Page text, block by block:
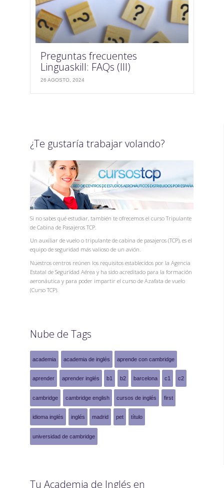
Preguntas frecuentes
Linguaskill: FAQs (III)
26 AGOSTO, 2024
¿Te gustaría trabajar volando?
Si no sabes qué estudiar, también te ofrecemos el curso Tripulante
de Cabina de Pasajeros TCP.
Un auxiliar de vuelo o tripulante de cabina de pasajeros (TCP), es el
equipo de seguridad más valioso de un avión.
Nuestros centros reúnen los requisitos establecidos por la Agencia
Estatal de Seguridad Aérea y ha sido acreditado para la formación
aeronáutica y para poder impartir el curso de Azafata de vuelo
(Curso TCP).
Nube de Tags
academia academia de inglés aprende con cambridge
aprender aprender inglés b1 b2 barcelona c1 c2
cambridge cambridge english cursos de inglés first
idioma inglés inglés madrid pet título
universidad de cambridge
Tu Academia de Inglés en